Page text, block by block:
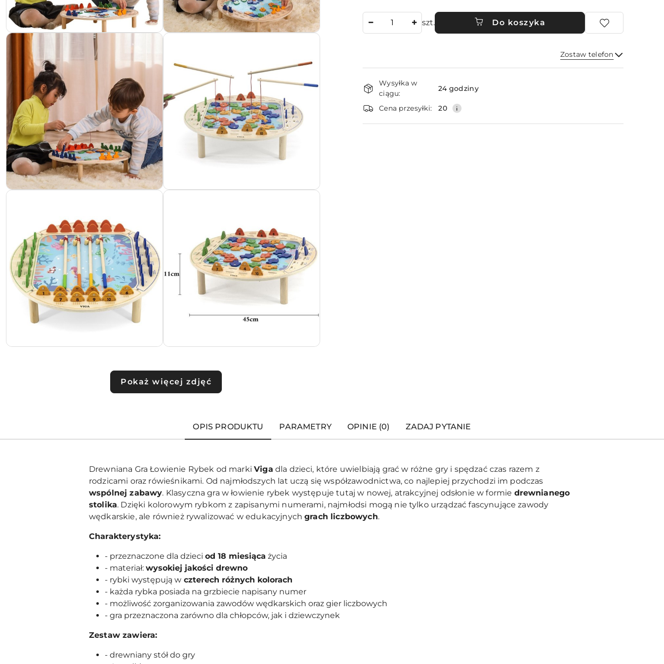
Pokaż więcej zdjęć
szt. Do koszyka
Zostaw telefon
Wyślij
Dostępność
i
dostawa
Wysyłka w
ciągu:
24 godziny
Cena przesyłki: 20
OPIS PRODUKTU PARAMETRY OPINIE (0) ZADAJ PYTANIE
Drewniana Gra Łowienie Rybek od markiViga dla dzieci, które uwielbiają grać w różne gry i spędzać czas razem z
rodzicami oraz rówieśnikami. Od najmłodszych lat uczą się współzawodnictwa, co najlepiej przychodzi im podczas
wspólnej zabawy. Klasyczna gra w łowienie rybek występuje tutaj w nowej, atrakcyjnej odsłonie w formie drewnianego
stolika. Dzięki kolorowym rybkom z zapisanymi numerami, najmłodsi mogą nie tylko urządzać fascynujące zawody
wędkarskie, ale również rywalizować w edukacyjnychgrach liczbowych.
Charakterystyka:
- przeznaczone dla dzieci od 18 miesiąca życia
- materiał: wysokiej jakości drewno
- rybki występują w czterech różnych kolorach
- każda rybka posiada na grzbiecie napisany numer
- możliwość zorganizowania zawodów wędkarskich oraz gier liczbowych
- gra przeznaczona zarówno dla chłopców, jak i dziewczynek
Zestaw zawiera:
- drewniany stół do gry